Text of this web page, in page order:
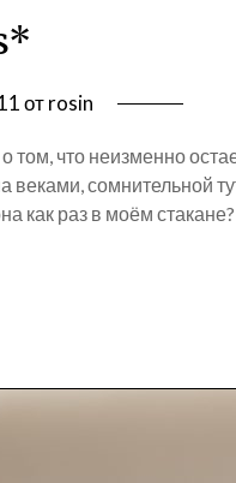
отrosin
том, что неизменно
веками, сомнительной
как раз в моём